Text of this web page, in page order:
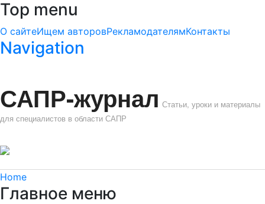
Top menu
О сайтеИщем авторовРекламодателямКонтакты
Navigation
САПР-журнал Статьи, уроки и материалы
для специалистов в области САПР
Home
Главное меню